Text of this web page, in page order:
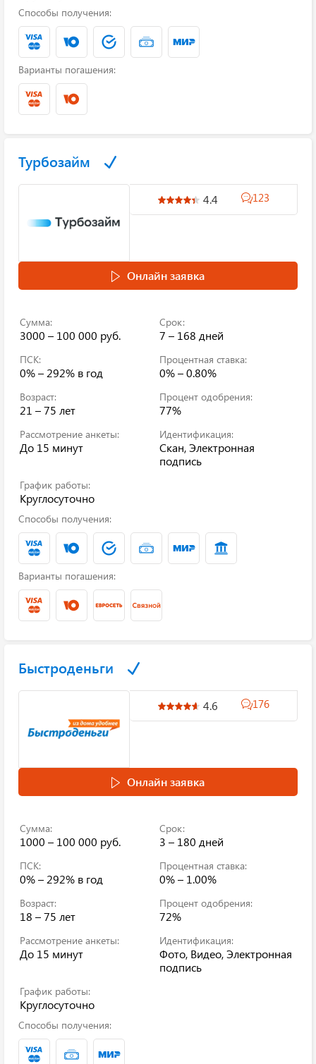
Способы получения:
Варианты погашения:
Турбозайм
4.4 123
Онлайн заявка
Сумма:
3000 – 100 000 руб.
Срок:
7 – 168 дней
ПСК:
0% – 292% в год
Процентная ставка:
0% – 0.80%
Возраст:
21 – 75 лет
Процент одобрения:
77%
Рассмотрение анкеты:
До 15 минут
Идентификация:
Скан, Электронная
подпись
График работы:
Круглосуточно
Способы получения:
Варианты погашения:
Быстроденьги
4.6 176
Онлайн заявка
Сумма:
1000 – 100 000 руб.
Срок:
3 – 180 дней
ПСК:
0% – 292% в год
Процентная ставка:
0% – 1.00%
Возраст:
18 – 75 лет
Процент одобрения:
72%
Рассмотрение анкеты:
До 15 минут
Идентификация:
Фото, Видео, Электронная
подпись
График работы:
Круглосуточно
Способы получения: